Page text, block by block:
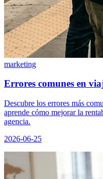
marketing
Errores comunes en
Descubre los errores más
aprende cómo mejorar la
agencia.
2026-06-25